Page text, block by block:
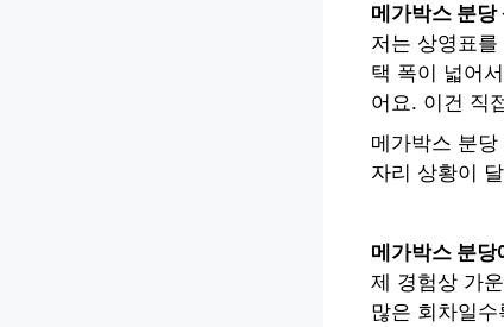
메가박스 분당
저는 상영표
택 폭이 넓어
어요. 이건 직
메가박스 분
자리 상황이
메가박스 분당
제 경험상 가
많은 회차일